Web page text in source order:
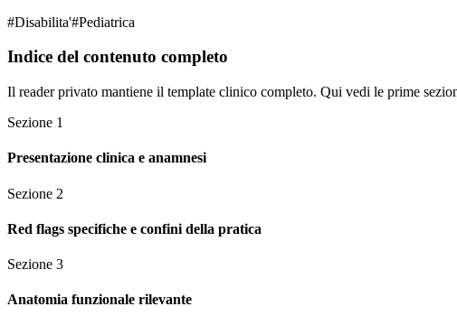
#Disabilita'#Pediatrica
Indice del contenuto completo
Il reader privato mantiene il template clinico completo. Qui vedi le prime
Sezione 1
Presentazione clinica e anamnesi
Sezione 2
Red flags specifiche e confini della pratica
Sezione 3
Anatomia funzionale rilevante